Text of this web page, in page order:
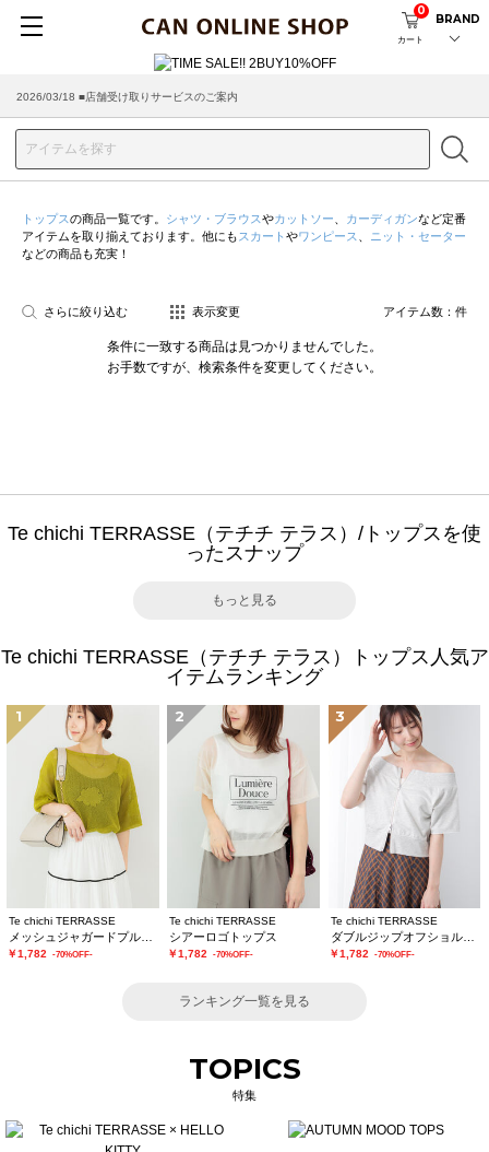
カート
0
BRAND
2026/03/18 ■店舗受け取りサービスのご案内
トップスの商品一覧です。 シャツ・ブラウスやカットソー カーディガンなど定番
アイテムを取り揃えております。他にも スカート やワンピース
ニット・セーター
などの商品も充実！
さらに絞り込む 表示変更 アイテム数： 件
条件に一致する商品は見つかりませんでした。
お手数ですが、検索条件を変更してください。
Te chichi TERRASSE（テチチ テラス）/トップスを使
ったスナップ
もっと見る
Te chichi TERRASSE（テチチ テラス）トップス人気ア
イテムランキング
1
Te chichi TERRASSE
￥1,782 -70%OFF-
2
Te chichi TERRASSE
シアーロゴトップス
￥1,782 -70%OFF-
3
Te chichi TERRASSE
ダブルジップオフショルカットトップス
￥1,782 -70%OFF-
ランキング一覧を見る
TOPICS
特集